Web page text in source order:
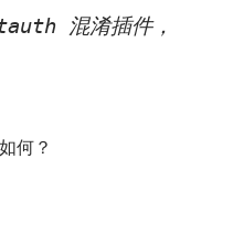
混淆插件，
何？